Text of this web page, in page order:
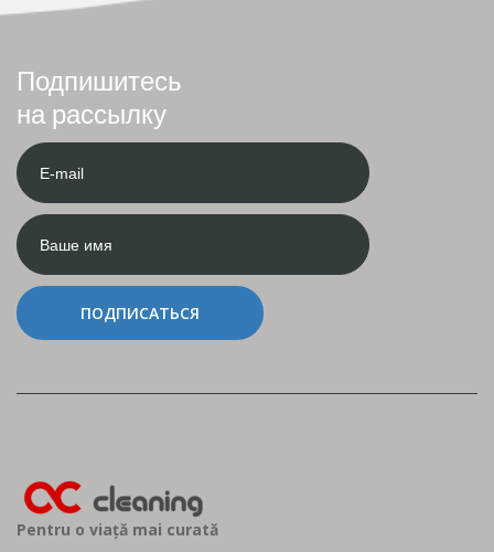
Подпишитесь
на рассылку
ПОДПИСАТЬСЯ
Pentru o viață mai curată